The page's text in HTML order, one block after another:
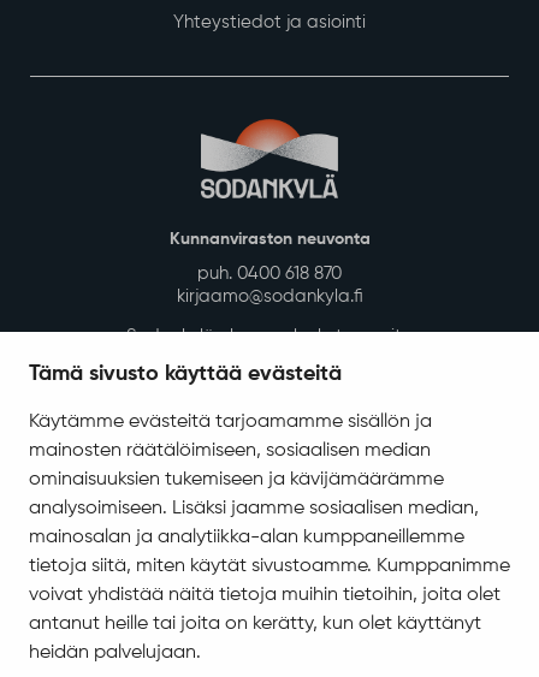
Tämä sivusto käyttää evästeitä
Käytämme evästeitä tarjoamamme sisällön ja
mainosten räätälöimiseen, sosiaalisen median
ominaisuuksien tukemiseen ja kävijämäärämme
analysoimiseen. Lisäksi jaamme sosiaalisen median,
mainosalan ja analytiikka-alan kumppaneillemme
tietoja siitä, miten käytät sivustoamme. Kumppanimme
voivat yhdistää näitä tietoja muihin tietoihin, joita olet
antanut heille tai joita on kerätty, kun olet käyttänyt
heidän palvelujaan.
Yhteystiedot ja asiointi
Kunnanviraston neuvonta
puh. 0400 618 870
kirjaamo@sodankyla.fi
Sodankylän kunnan laskutusosoite
Tietosuoja
Saavutettavuus
Asiakirjajulkisuuskuvaus
Evästeiden hallinta
Jäämerentie 1, 99601 Sodankylä
Kaikki yhteystiedot
Henkilökunnan intranet